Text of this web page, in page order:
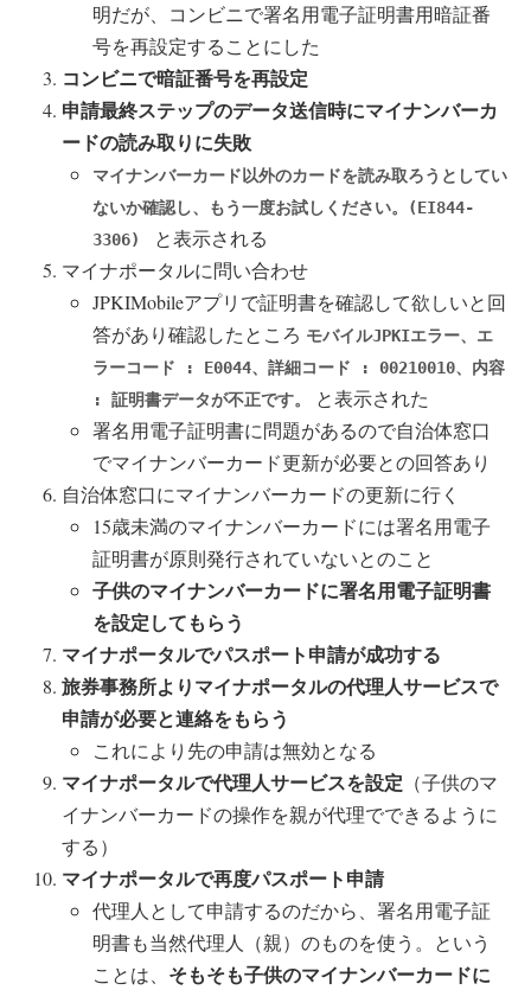
明だが、コンビニで署名用電子証明書用暗証番
号を再設定することにした
コンビニで暗証番号を再設定
申請最終ステップのデータ送信時にマイナンバーカ
ードの読み取りに失敗
マイナンバーカード以外のカードを読み取ろうとしてい
ないか確認し、もう一度お試しください。(EI844-
3306)
と表示される
マイナポータルに問い合わせ
JPKIMobileアプリで証明書を確認して欲しいと回
答があり確認したところ モバイルJPKIエラー、エ
ラーコード : E0044、詳細コード : 00210010、内容
: 証明書データが不正です。
と表示された
署名用電子証明書に問題があるので自治体窓口
でマイナンバーカード更新が必要との回答あり
自治体窓口にマイナンバーカードの更新に行く
15歳未満のマイナンバーカードには署名用電子
証明書が原則発行されていないとのこと
子供のマイナンバーカードに署名用電子証明書
を設定してもらう
マイナポータルでパスポート申請が成功する
旅券事務所よりマイナポータルの代理人サービスで
申請が必要と連絡をもらう
これにより先の申請は無効となる
マイナポータルで代理人サービスを設定 （子供のマ
イナンバーカードの操作を親が代理でできるように
する）
マイナポータルで再度パスポート申請
代理人として申請するのだから、署名用電子証
明書も当然代理人（親）のものを使う。という
ことは、 そもそも子供のマイナンバーカードに